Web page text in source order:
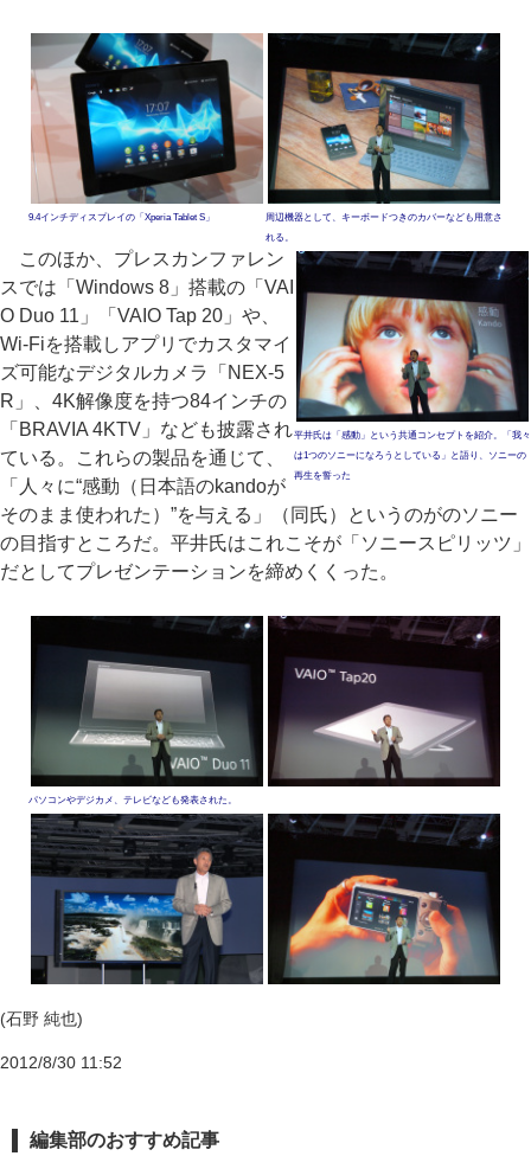
9.4インチディスプレイの「Xperia Tablet S」
周辺機器として、キーボードつきのカバーなども用意さ
れる。
平井氏は「感動」という共通コンセプトを紹介。「我々
は1つのソニーになろうとしている」と語り、ソニーの
再生を誓った
このほか、プレスカンファレン
スでは「Windows 8」搭載の「VAI
O Duo 11」「VAIO Tap 20」や、
Wi-Fiを搭載しアプリでカスタマイ
ズ可能なデジタルカメラ「NEX-5
R」、4K解像度を持つ84インチの
「BRAVIA 4KTV」なども披露され
ている。これらの製品を通じて、
「人々に“感動（日本語のkandoが
そのまま使われた）”を与える」（同氏）というのがのソニー
の目指すところだ。平井氏はこれこそが「ソニースピリッツ」
だとしてプレゼンテーションを締めくくった。
パソコンやデジカメ、テレビなども発表された。
(石野 純也)
2012/8/30 11:52
編集部のおすすめ記事